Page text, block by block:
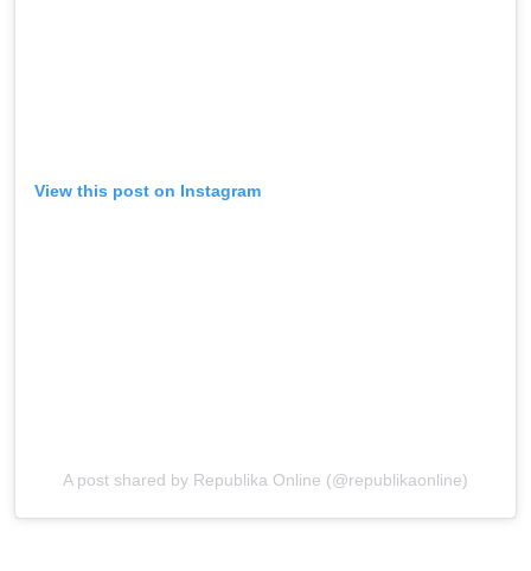
View this post on Instagram
A post shared by Republika Online (@republikaonline)